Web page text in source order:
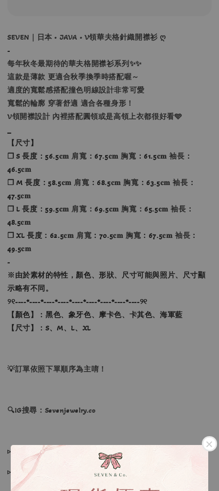
SEVEN｜日本 • JAVA • V領華夫格針織開襟衫 ღ
-
每年秋冬最期待的華夫格開襟衫系列✨✨
這款是薄款 更適合秋季換季時搭配喔～
適度的寬鬆感搭配撞色明線設計非常可愛
寬鬆的輪廓 穿著舒適 適合各種身形！
V領開襟設計 內裡搭配圓領或是高領上衣都很好看🩵
【尺寸】
❐ S 長度：56.5𝐜𝐦 肩寬 ：67.5𝐜𝐦 胸寬 ：61.5𝐜𝐦 袖長 ：
46.5𝐜𝐦
❐ M 長度：58.5𝐜𝐦 肩寬 ：68.5𝐜𝐦 胸寬 ：63.5𝐜𝐦 袖長 ：
47.5𝐜𝐦
❐ L 長度：59.5𝐜𝐦 肩寬 ：69.5𝐜𝐦 胸寬 ：65.5𝐜𝐦 袖長 ：
48.5𝐜𝐦
❐ XL 長度：62.5𝐜𝐦 肩寬 ：70.5𝐜𝐦 胸寬 ：67.5𝐜𝐦 袖長 ：
49.5𝐜𝐦
-
※由於素材的特性，顏色、形狀、尺寸可能與照片、尺寸顯
示略有不同。
୨୧----*----*----*----*----*----*----*----*----୨୧
【顏色】：黑色、象牙色、摩卡色、卡其色、海軍藍
【尺寸】：S、M、L、XL
💡訂單依照下單順序為主唷！
🔍IG搜尋：Sevenjewelry.co
▹現貨商品１～３日內寄出
▹預購商品７～２１日（不含假日）寄出，如遇缺貨請見諒！